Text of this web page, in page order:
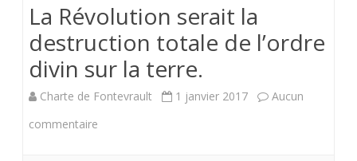
La Révolution serait la
destruction totale de l’ordre
divin sur la terre.
Charte de Fontevrault 1 janvier 2017
Aucun
commentaire